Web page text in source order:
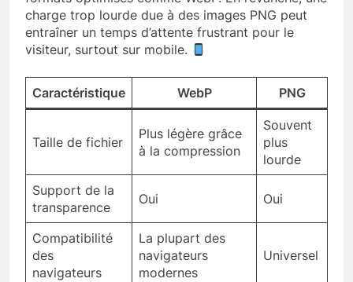
charge trop lourde due à des images PNG peut
entraîner un temps d’attente frustrant pour le
visiteur, surtout sur mobile.
Caractéristique WebP PNG
Taille de fichier
Plus légère grâce
à la compression
Souvent
plus
lourde
Support de la
transparence
Oui Oui
Compatibilité
des
navigateurs
La plupart des
navigateurs
modernes
Universel